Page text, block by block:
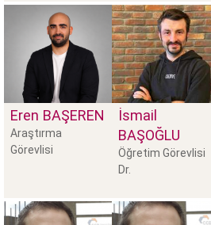
Eren BAŞEREN
Araştırma
Görevlisi
İsmail
BAŞOĞLU
Öğretim Görevlisi
Dr.